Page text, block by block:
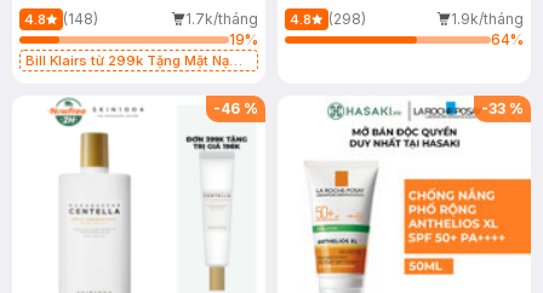
4.8 (148)
1.7k/tháng
19%
Bill Klairs từ 299k Tặng Mặt Nạ
25ml (SL Có Hạn)
400ml
4.8 (298)
1.9k/tháng
64%
-46 % -33 %